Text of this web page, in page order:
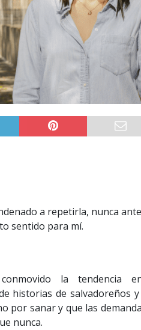
a repetirla, nunca
sentido para mí.
la tendencia
historias de salvadoreños
por sanar y que las
nunca.